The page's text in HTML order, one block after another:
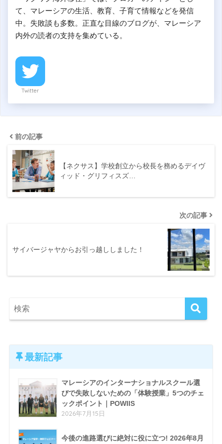
て、マレーシアの生活、教育、子育て情報などを発信
中。失敗談も多数。正直な目線のブログが、マレーシア
内外の読者の支持を集めている。
Twitter
前の記事
【ネクサス】学校創立から校長を務めるデイヴ
ィッド・グリフィスズ…
次の記事
サイバージャヤからお引っ越ししました！
最新記事
マレーシアのインターナショナルスクール選
びで失敗しないための「体験授業」5つのチェ
ックポイント｜POWIIS
2026年7月15日
今後の進路選びに絶対に役に立つ! 2026年8月